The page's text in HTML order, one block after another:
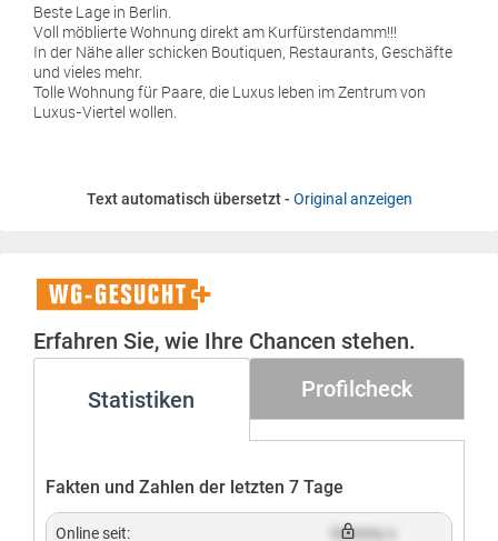
Beste Lage in Berlin.
Voll möblierte Wohnung direkt am Kurfürstendamm!!!
In der Nähe aller schicken Boutiquen, Restaurants, Geschäfte
und vieles mehr.
Tolle Wohnung für Paare, die Luxus leben im Zentrum von
Luxus-Viertel wollen.
Text automatisch übersetzt - Original anzeigen
WG-
Gesucht+
Erfahren Sie, wie Ihre Chancen stehen.
Statistiken Profilcheck
Fakten und Zahlen der letzten 7 Tage
Online seit: Dummy x